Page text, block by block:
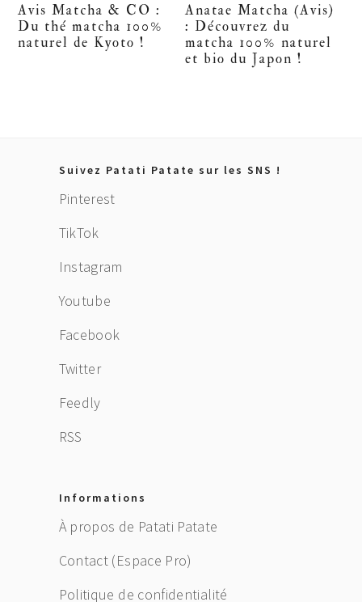
Avis Matcha & CO :
Du thé matcha 100%
naturel de Kyoto !
Anatae Matcha (Avis)
: Découvrez du
matcha 100% naturel
et bio du Japon !
FooterSuivez Patati Patate sur les SNS !
Pinterest
TikTok
Instagram
Youtube
Facebook
Twitter
Feedly
RSS
Informations
À propos de Patati Patate
Contact (Espace Pro)
Politique de confidentialité